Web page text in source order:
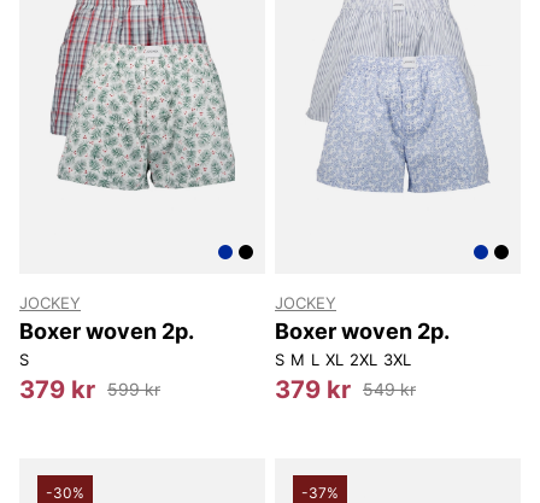
JOCKEY
Boxer woven 2p.
S
379 kr 599 kr
JOCKEY
Boxer woven 2p.
S M L XL 2XL 3XL
379 kr 549 kr
-30% -37%